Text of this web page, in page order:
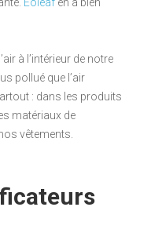
à l’intérieur de notre
pollué que l’air
: dans les produits
matériaux de
vêtements.